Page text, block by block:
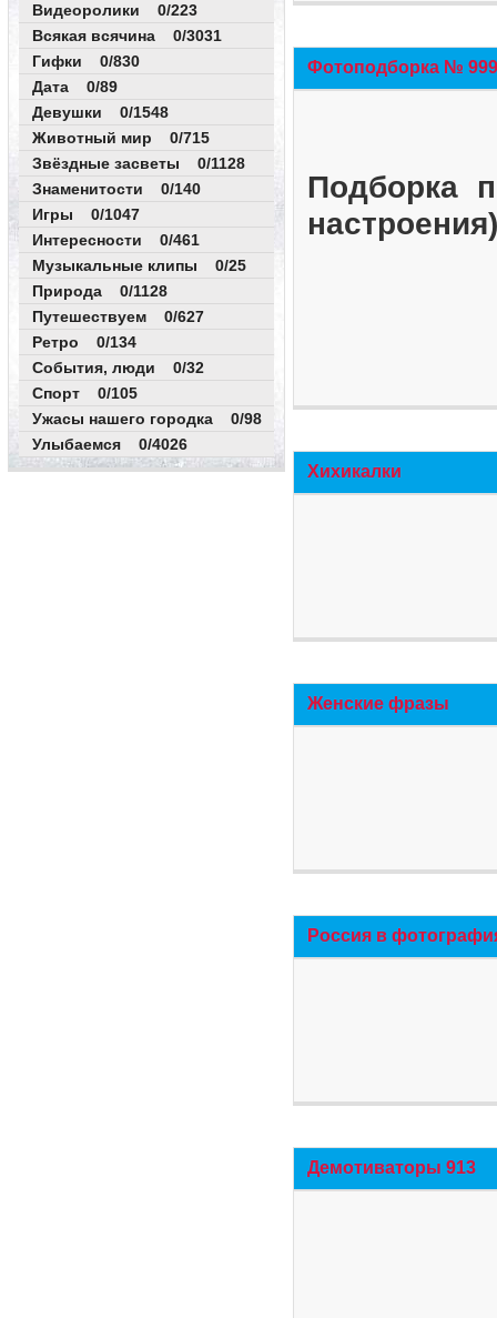
Видеоролики 0/223
Всякая всячина 0/3031
Гифки 0/830
Дата 0/89
Девушки 0/1548
Животный мир 0/715
Звёздные засветы 0/1128
Знаменитости 0/140
Игры 0/1047
Интересности 0/461
Музыкальные клипы 0/25
Природа 0/1128
Путешествуем 0/627
Ретро 0/134
События, люди 0/32
Спорт 0/105
Ужасы нашего городка 0/98
Улыбаемся 0/4026
Фотоподборка №
Подборка
Хихикалки
Женские фразы
Россия в
Демотиваторы 913